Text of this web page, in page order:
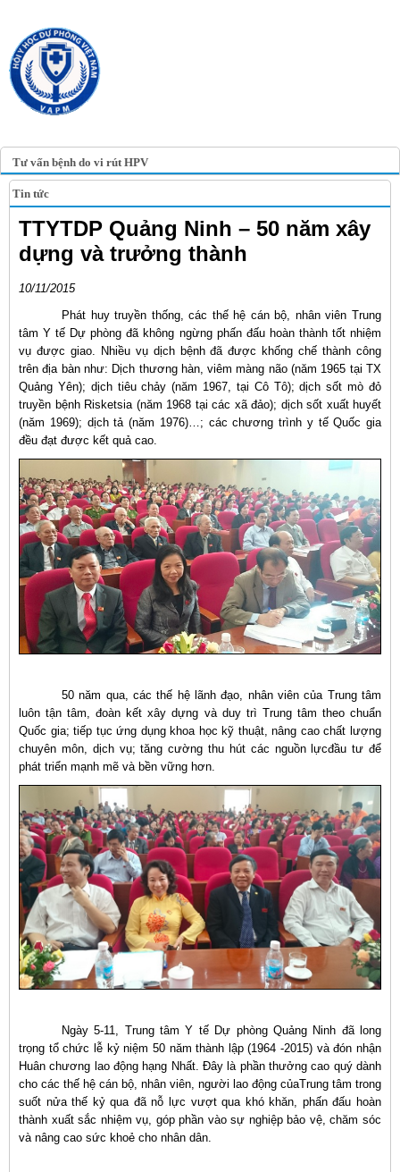
Tư vấn bệnh do vi rút HPV
Tin tức
TTYTDP Quảng Ninh – 50 năm xây
dựng và trưởng thành
10/11/2015
Phát huy truyền thống, các thế hệ cán bộ, nhân viên Trung
tâm Y tế Dự phòng đã không ngừng phấn đấu hoàn thành tốt nhiệm
vụ được giao. Nhiều vụ dịch bệnh đã được khống chế thành công
trên địa bàn như: Dịch thương hàn, viêm màng não (năm 1965 tại TX
Quảng Yên); dịch tiêu chảy (năm 1967, tại Cô Tô); dịch sốt mò đỏ
truyền bệnh Risketsia (năm 1968 tại các xã đảo); dịch sốt xuất huyết
(năm 1969); dịch tả (năm 1976)…; các chương trình y tế Quốc gia
đều đạt được kết quả cao.
50 năm qua, các thế hệ lãnh đạo, nhân viên của Trung tâm
luôn tận tâm, đoàn kết xây dựng và duy trì Trung tâm theo chuẩn
Quốc gia; tiếp tục ứng dụng khoa học kỹ thuật, nâng cao chất lượng
chuyên môn, dịch vụ; tăng cường thu hút các nguồn lựcđầu tư để
phát triển mạnh mẽ và bền vững hơn.
Ngày 5-11, Trung tâm Y tế Dự phòng Quảng Ninh đã long
trọng tổ chức lễ kỷ niệm 50 năm thành lập (1964 -2015) và đón nhận
Huân chương lao động hạng Nhất. Đây là phần thưởng cao quý dành
cho các thế hệ cán bộ, nhân viên, người lao động củaTrung tâm trong
suốt nửa thế kỷ qua đã nỗ lực vượt qua khó khăn, phấn đấu hoàn
thành xuất sắc nhiệm vụ, góp phần vào sự nghiệp bảo vệ, chăm sóc
và nâng cao sức khoẻ cho nhân dân.